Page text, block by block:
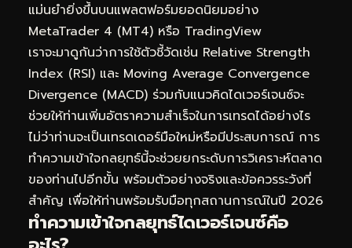
แม่นยำยิ่งขึ้นบนแพลตฟอร์มยอดนิยมอย่าง
MetaTrader 4 (MT4) หรือ TradingView
เราจะมาดูกันว่าการใช้ตัวชี้วัดเช่น Relative Strength
Index (RSI) และ Moving Average Convergence
Divergence (MACD) ร่วมกับแนวคิดไดเวอร์เจนซ์จะ
ช่วยให้ท่านเพิ่มอัตราความสำเร็จในการเทรดได้อย่างไร
ไม่ว่าท่านจะเป็นเทรดเดอร์มือใหม่หรือมีประสบการณ์ การ
ทำความเข้าใจกลยุทธ์นี้จะช่วยยกระดับการวิเคราะห์ตลาด
ของท่านไปอีกขั้น พร้อมตัวอย่างจริงและข้อควรระวังที่
สำคัญ เพื่อให้ท่านพร้อมรับมือทุกสถานการณ์ในปี 2026
ทำความเข้าใจกลยุทธ์ไดเวอร์เจนซ์คือ